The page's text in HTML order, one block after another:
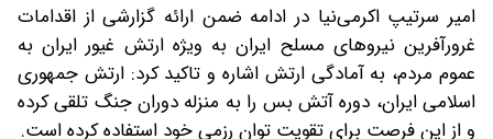
امیر سرتیپ اکرمی‌نیا در ادامه ضمن ارائه گزارشی از اقدامات
غرورآفرین نیروهای مسلح ایران به ویژه ارتش غیور ایران به
عموم مردم، به آمادگی ارتش اشاره و تاکید کرد: ارتش جمهوری
اسلامی ایران، دوره آتش بس را به منزله دوران جنگ تلقی کرده
و از این فرصت برای تقویت توان رزمی خود استفاده کرده است.